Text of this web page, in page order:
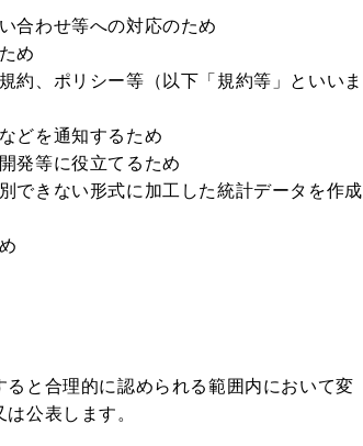
合わせ等への対応のため
め
約、ポリシー等（以下「規約等」といいま
どを通知するため
発等に役立てるため
できない形式に加工した統計データを作成
と合理的に認められる範囲内において変
公表します。